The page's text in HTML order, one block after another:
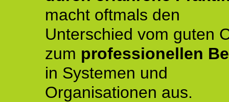
macht oftmals den
Unterschied vom guten
zum professionellen
in Systemen und
Organisationen aus.